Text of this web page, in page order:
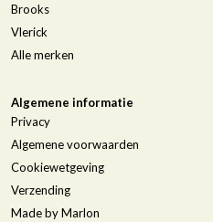
Brooks
Vlerick
Alle merken
Algemene informatie
Privacy
Algemene voorwaarden
Cookiewetgeving
Verzending
Made by Marlon